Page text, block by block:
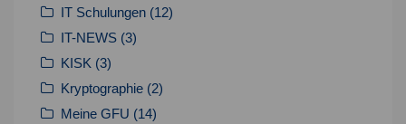
IT Schulungen (12)
IT-NEWS (3)
KISK (3)
Kryptographie (2)
Meine GFU (14)